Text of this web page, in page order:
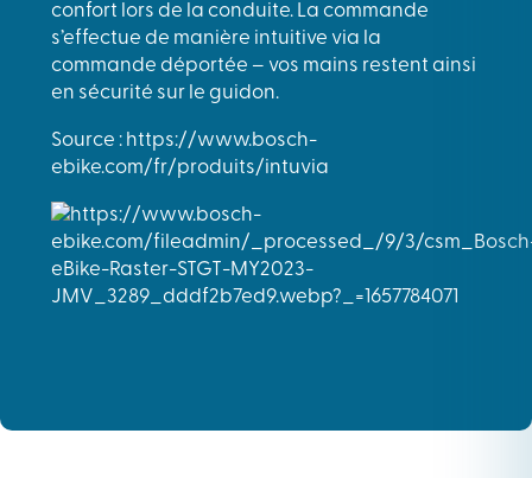
confort lors de la conduite. La commande
s’effectue de manière intuitive via la
commande déportée – vos mains restent ainsi
en sécurité sur le guidon.
Source : https://www.bosch-
ebike.com/fr/produits/intuvia